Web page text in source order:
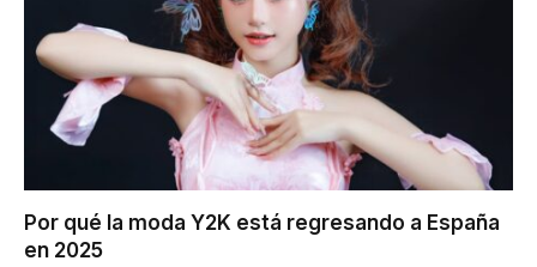
Por qué la moda Y2K está regresando a España
en 2025